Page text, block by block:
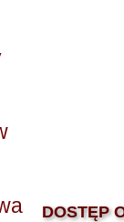
DOSTĘP